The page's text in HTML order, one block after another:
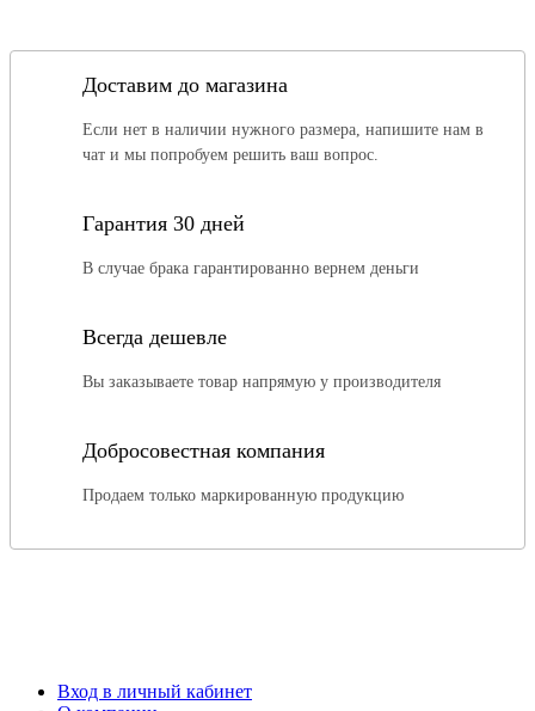
Доставим до магазина
Если нет в наличии нужного размера, напишите нам в
чат и мы попробуем решить ваш вопрос.
Гарантия 30 дней
В случае брака гарантированно вернем деньги
Всегда дешевле
Вы заказываете товар напрямую у производителя
Добросовестная компания
Продаем только маркированную продукцию
Вход в личный кабинет